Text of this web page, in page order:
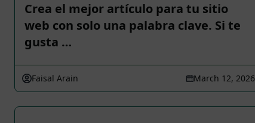
Crea el mejor artículo para tu sitio
web con solo una palabra clave. Si te
gusta …
Faisal Arain March 12, 2026